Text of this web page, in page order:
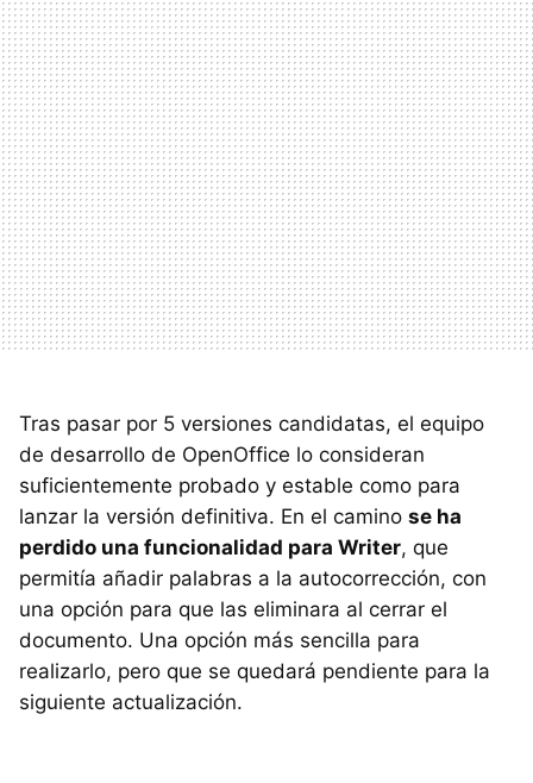
Tras pasar por 5 versiones candidatas, el equipo
de desarrollo de OpenOffice lo consideran
suficientemente probado y estable como para
lanzar la versión definitiva. En el camino se ha
perdido una funcionalidad para Writer, que
permitía añadir palabras a la autocorrección, con
una opción para que las eliminara al cerrar el
documento. Una opción más sencilla para
realizarlo, pero que se quedará pendiente para la
siguiente actualización.